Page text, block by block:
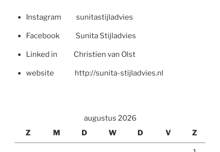
Instagram sunitastijladvies
Facebook Sunita Stijladvies
Linked in Christien van Olst
website http://sunita-stijladvies.nl
augustus 2026
Z
M D W D V Z